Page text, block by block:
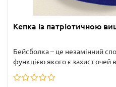
Кепка із патріотичною
Бейсболка – це незамінний
функцією якого є захист очей